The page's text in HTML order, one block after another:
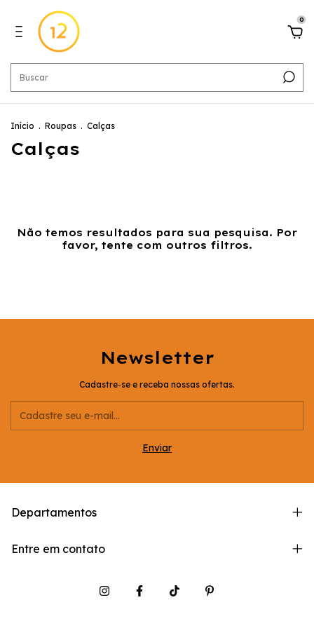
0
Início . Roupas . Calças
Calças
Não temos resultados para sua pesquisa. Por
favor, tente com outros filtros.
Newsletter
Cadastre-se e receba nossas ofertas.
Departamentos
Entre em contato